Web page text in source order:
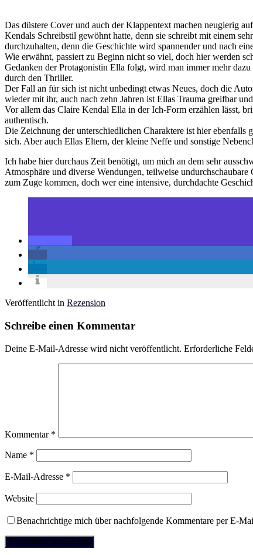
Das düstere Cover und auch der Klappentext machen neugierig
Kendals Schreibstil gewöhnt hatte, denn sie schreibt mit einem
durchzuhalten, denn die Geschichte wird spannender und nach
Wie erwähnt, passiert zu Beginn nicht so viel, doch hier werden
Gedanken der Protagonistin Ella folgt, wird man immer mehr
durch den Thriller.
Der Fall an für sich ist nicht unbedingt etwas Neues, doch die
wieder mit ihr, auch nach zehn Jahren ist Ellas Trauma greifbar
Vor allem das Claire Kendal Ella in der Ich-Form erzählen lässt,
authentisch.
Die Zeichnung der unterschiedlichen Charaktere ist hier
sich. Aber auch Ellas Eltern, der kleine Neffe und sonstige
Ich habe hier durchaus Zeit benötigt, um mich an dem sehr
Atmosphäre und diverse Wendungen, teilweise
zum Zuge kommen, doch wer eine intensive, durchdachte
Veröffentlicht in Rezension
Schreibe einen Kommentar
Deine E-Mail-Adresse wird nicht veröffentlicht. Erforderliche
Kommentar *
Name *
E-Mail-Adresse *
Website
Benachrichtige mich über nachfolgende Kommentare per E-